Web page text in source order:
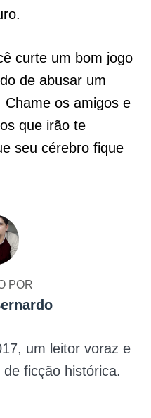
curte um bom jogo
de abusar um
os amigos e
que irão te
seu cérebro fique
POR
um leitor voraz e
ficção histórica.